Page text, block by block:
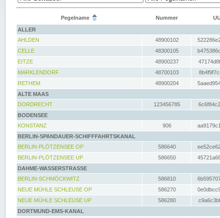
Pegelname Nummer
ALLER
AHLDEN
48900102
CELLE
48300105
EITZE
48900237
MARKLENDORF
48700103
RETHEM
48900204
ALTE MAAS
DORDRECHT
123456785
BODENSEE
KONSTANZ
906
BERLIN-SPANDAUER-SCHIFFFAHRTSKANAL
BERLIN-PLÖTZENSEE OP
586640
BERLIN-PLÖTZENSEE UP
586650
DAHME-WASSERSTRASSE
BERLIN-SCHMÖCKWITZ
586810
NEUE MÜHLE SCHLEUSE OP
586270
NEUE MÜHLE SCHLEUSE UP
586280
DORTMUND-EMS-KANAL